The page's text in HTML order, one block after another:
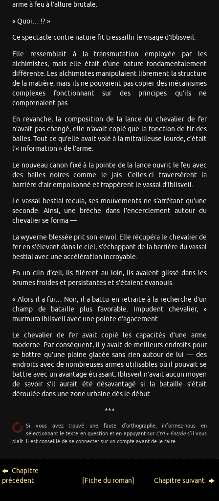
arme à feu à l’allure brutale.
« Quoi… !? »
Ce spectacle contre nature fit tressaillir le visage d’Iblisveil.
Elle ressemblait à la transmutation employée par les
alchimistes, mais elle était d’une nature fondamentalement
différente. Les alchimistes manipulaient librement la structure
de la matière, mais ils ne pouvaient pas copier des mécanismes
complexes fonctionnant sur des principes qu’ils ne
comprenaient pas.
En revanche, la composition de la lance du chevalier de fer
n’avait pas changé, elle n’avait copié que la fonction de tir des
balles. Tout ce qu’elle avait volé à la mitrailleuse lourde, c’était
l’« information » de l’arme.
Le nouveau canon fixé à la pointe de la lance ouvrit le feu avec
des balles noires comme le jais. Celles-ci traversèrent la
barrière d’air empoisonné et frappèrent le vassal d’Iblisveil.
Le vassal bestial recula, ses mouvements ne s’arrêtant qu’une
seconde. Ainsi, une brèche dans l’encerclement autour du
chevalier se forma —
La wyverne blessée prit son envol. Elle récupéra le chevalier de
fer en s’élevant dans le ciel, s’échappant de la barrière du vassal
bestial avec une accélération incroyable.
En un clin d’œil, ils filèrent au loin, ils avaient glissé dans les
brumes froides et persistantes et s’étaient évanouis.
« Alors il a fui… Non, il a battu en retraite à la recherche d’un
champ de bataille plus favorable. Impudent chevalier, »
murmura Iblisveil avec une pointe d’agacement.
Le chevalier de fer avait copié les capacités d’une arme
moderne. Par conséquent, il y avait de meilleurs endroits pour
se battre qu’une plaine glacée sans rien autour de lui — des
endroits avec de nombreuses armes utilisables où il pouvait se
battre avec un avantage écrasant. Iblisveil n’avait aucun moyen
de savoir s’il aurait été désavantagé si la bataille s’était
déroulée dans une zone urbaine dès le début.
***
Si vous avez trouvé une faute d’orthographe, informez-nous en
sélectionnant le texte en question et en appuyant sur Ctrl + Entrées’il vous
plaît. Il est conseillé de se connecter sur un compte avant de le faire.
Chapitre
précédent
[Fiche du roman] Chapitre suivant